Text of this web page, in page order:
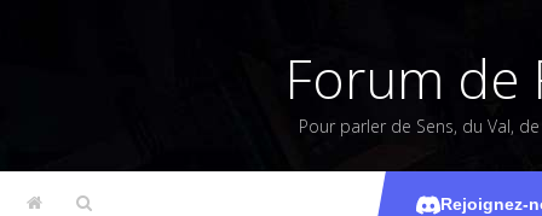
Forum de
Pour parler de Sens, du Val,
Rejoignez-